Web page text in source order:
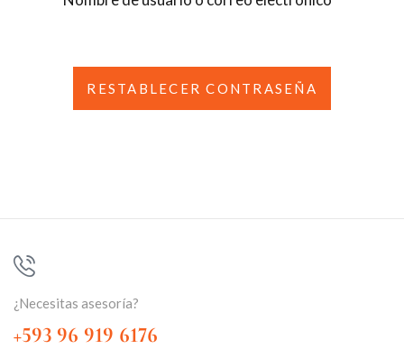
RESTABLECER CONTRASEÑA
¿Necesitas asesoría?
+593 96 919 6176